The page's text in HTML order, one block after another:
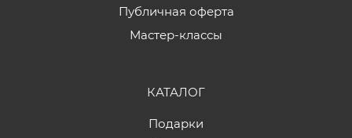
Публичная оферта
Мастер-классы
КАТАЛОГ
Подарки